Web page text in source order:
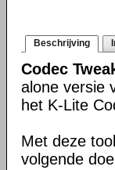
Beschrijving
Codec
alone versie
het K-Lite
Met deze
volgende